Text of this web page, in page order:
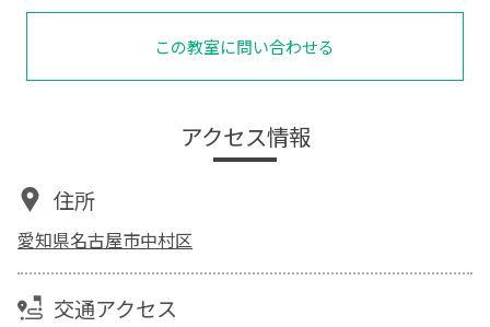
この教室に問い合わせる
アクセス情報
住所
愛知県名古屋市中村区
交通アクセス